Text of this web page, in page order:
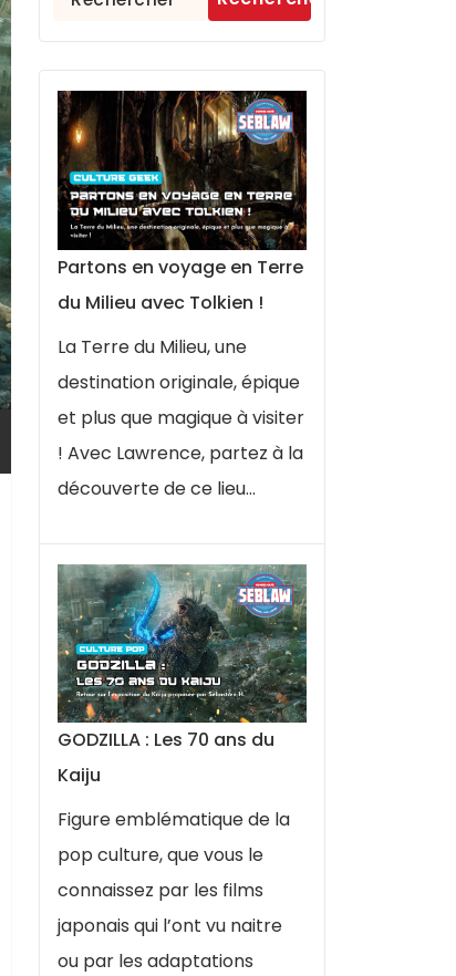
Partons en voyage en Terre
du Milieu avec Tolkien !
La Terre du Milieu, une
destination originale, épique
et plus que magique à visiter
! Avec Lawrence, partez à la
découverte de ce lieu...
GODZILLA : Les 70 ans du
Kaiju
Figure emblématique de la
pop culture, que vous le
connaissez par les films
japonais qui l’ont vu naitre
ou par les adaptations